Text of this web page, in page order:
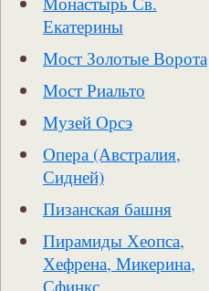
Екатерины
Мост Золотые Ворота
Мост Риальто
Музей Орсэ
Опера (Австралия,
Сидней)
Пизанская башня
Пирамиды Хеопса,
Хефрена, Микерина,
Сфинкс